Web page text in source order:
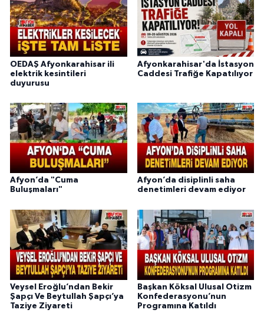
OEDAŞ Afyonkarahisar ili
elektrik kesintileri
duyurusu
Afyonkarahisar'da İstasyon
Caddesi Trafiğe Kapatılıyor
Afyon’da "Cuma
Buluşmaları"
Afyon’da disiplinli saha
denetimleri devam ediyor
Veysel Eroğlu’ndan Bekir
Şapçı Ve Beytullah Şapçı’ya
Taziye Ziyareti
Başkan Köksal Ulusal Otizm
Konfederasyonu’nun
Programına Katıldı